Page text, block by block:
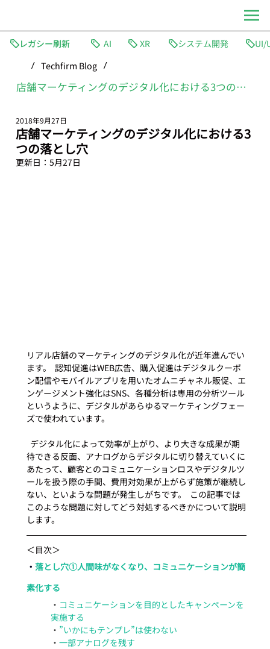
レガシー刷新 AI XR
システム開発
/ Techfirm Blog /
店舗マーケティングのデジタル化における3つの落とし穴
店舗マーケティングのデジタル化における3
つの落とし穴
2018年9月27日
更新日： 5月27日
リアル店舗のマーケティングのデジタル化が近年進んでい
ます。  認知促進はWEB広告、購入促進はデジタルクーポ
ン配信やモバイルアプリを用いたオムニチャネル販促、エ
ンゲージメント強化はSNS、各種分析は専用の分析ツール
というように、デジタルがあらゆるマーケティングフェー
ズで使われています。
待できる反面、アナログからデジタルに切り替えていくに
あたって、顧客とのコミュニケーションロスやデジタルツ
ールを扱う際の手間、費用対効果が上がらず施策が継続し
ない、といような問題が発生しがちです。  この記事では
このような問題に対してどう対処するべきかについて説明
します。
＜目次＞
・ 落とし穴①人間味がなくなり、コミュニケーションが簡
素化する
・ コミュニケーションを目的としたキャンペーンを
実施する
・ ”いかにもテンプレ”は使わない
・ 一部アナログを残す